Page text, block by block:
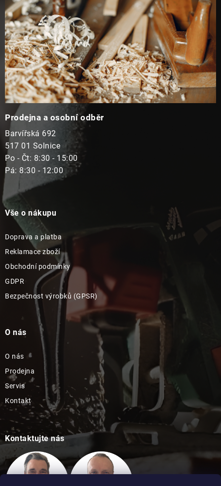
Prodejna a osobní odběr
Barvířská 692
517 01 Solnice
Po - Čt: 8:30 - 15:00
Pá: 8:30 - 12:00
Vše o nákupu
Doprava a platba
Reklamace zboží
Obchodní podmínky
GDPR
Bezpečnost výrobků (GPSR)
O nás
O nás
Prodejna
Servis
Kontakt
Kontaktujte nás